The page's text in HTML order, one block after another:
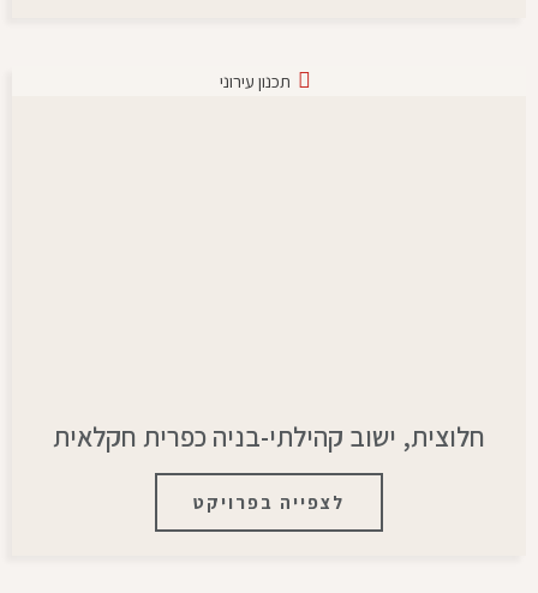
תכנון עירוני
חלוצית, ישוב קהילתי-בניה כפרית חקלאית
לצפייה בפרויקט